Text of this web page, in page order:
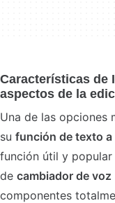
Características de
aspectos de la
Una de las opciones
su función de texto a
función útil y popular
de cambiador de voz
componentes